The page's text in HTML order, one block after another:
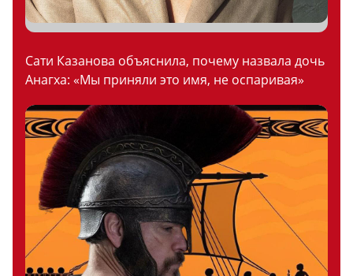
Сати Казанова объяснила, почему назвала дочь
Анагха: «Мы приняли это имя, не оспаривая»